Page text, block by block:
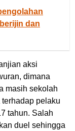
dan
aksi
dimana
masih sekolah
pelaku
tahun. Salah
duel sehingga